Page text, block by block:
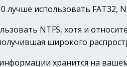
использовать FAT32,
NTFS, хотя и
широкого
хранится на